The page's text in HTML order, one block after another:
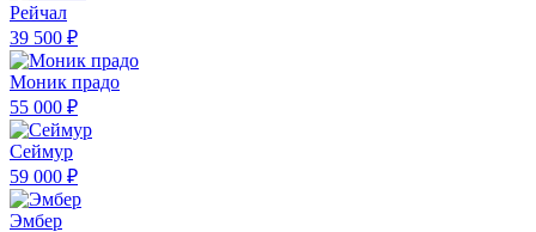
Рейчал
39 500 ₽
Моник прадо
55 000 ₽
Сеймур
59 000 ₽
Эмбер